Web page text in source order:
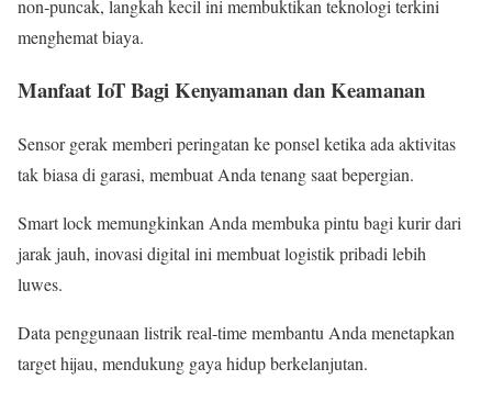
non‑puncak, langkah kecil ini membuktikan teknologi terkini
menghemat biaya.
Manfaat IoT Bagi Kenyamanan dan Keamanan
Sensor gerak memberi peringatan ke ponsel ketika ada aktivitas
tak biasa di garasi, membuat Anda tenang saat bepergian.
Smart lock memungkinkan Anda membuka pintu bagi kurir dari
jarak jauh, inovasi digital ini membuat logistik pribadi lebih
luwes.
Data penggunaan listrik real‑time membantu Anda menetapkan
target hijau, mendukung gaya hidup berkelanjutan.